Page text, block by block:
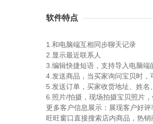
软件特点
1.和电脑端互相同步聊天记录
2.显示最近联系人
3.编辑快捷短语，支持导入电脑端
4.发送商品，当买家询问宝贝时
5.发送订单，买家收货地址、姓
6.照片/拍摄，现场拍摄宝贝照片
更多客户信息展示：展现客户好
旺旺窗口直接搜索店内商品，热